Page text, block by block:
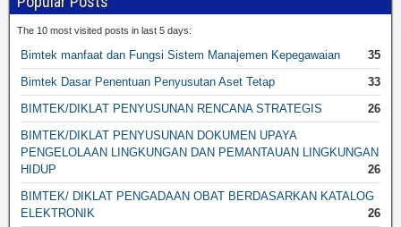
The 10 most visited posts in last 5 days:
Bimtek manfaat dan Fungsi Sistem Manajemen Kepegawaian
35
Bimtek Dasar Penentuan Penyusutan Aset Tetap
33
BIMTEK/DIKLAT PENYUSUNAN RENCANA STRATEGIS
26
BIMTEK/DIKLAT PENYUSUNAN DOKUMEN UPAYA
PENGELOLAAN LINGKUNGAN DAN PEMANTAUAN LINGKUNGAN
HIDUP
26
BIMTEK/ DIKLAT PENGADAAN OBAT BERDASARKAN KATALOG
ELEKTRONIK
26